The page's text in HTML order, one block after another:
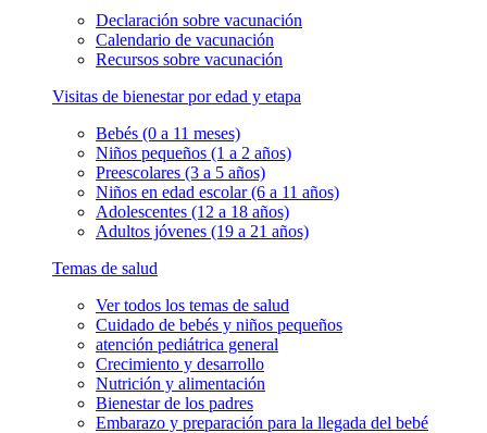
Declaración sobre vacunación
Calendario de vacunación
Recursos sobre vacunación
Visitas de bienestar por edad y etapa
Bebés (0 a 11 meses)
Niños pequeños (1 a 2 años)
Preescolares (3 a 5 años)
Niños en edad escolar (6 a 11 años)
Adolescentes (12 a 18 años)
Adultos jóvenes (19 a 21 años)
Temas de salud
Ver todos los temas de salud
Cuidado de bebés y niños pequeños
atención pediátrica general
Crecimiento y desarrollo
Nutrición y alimentación
Bienestar de los padres
Embarazo y preparación para la llegada del bebé